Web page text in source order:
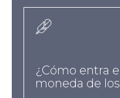
podcast-
a
a-
taxonomy-
term-
¿Cómo entra
moneda de los